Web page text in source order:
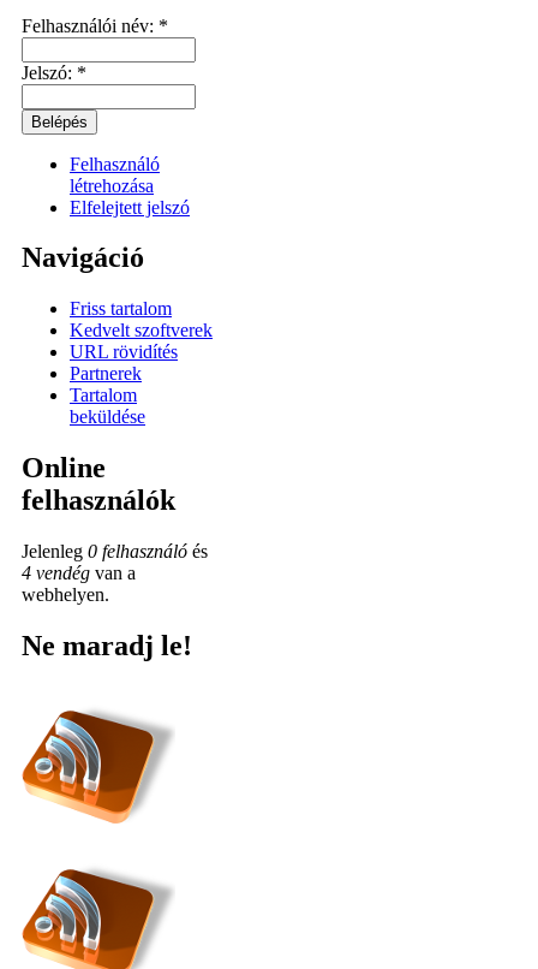
Felhasználói név: *
Jelszó: *
Felhasználó
létrehozása
Elfelejtett jelszó
Navigáció
Friss tartalom
Kedvelt szoftverek
URL rövidítés
Partnerek
Tartalom
beküldése
Online
felhasználók
Jelenleg 0 felhasználó és
4 vendég van a
webhelyen.
Ne maradj le!